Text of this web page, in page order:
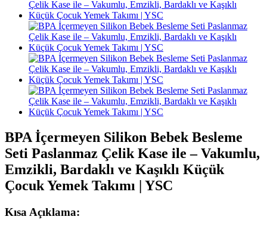
BPA İçermeyen Silikon Bebek Besleme
Seti Paslanmaz Çelik Kase ile – Vakumlu,
Emzikli, Bardaklı ve Kaşıklı Küçük
Çocuk Yemek Takımı | YSC
Kısa Açıklama: